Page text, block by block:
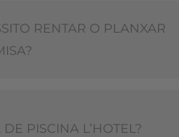
RENTAR O PLANXAR
PISCINA L’HOTEL?